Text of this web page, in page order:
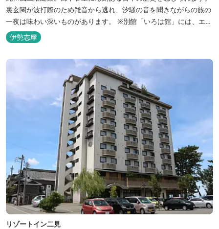
裏玄関が波打際のため雑音から逃れ、汐騒の音を聞きながらの旅の
一夜は味わい深いものがあります。 ※別館「いろは館」には、エイ
リアンやプレデターのリアルな模型があり、初めて見た方はビック
リしますよ。
伊勢志摩
リゾートイン二見